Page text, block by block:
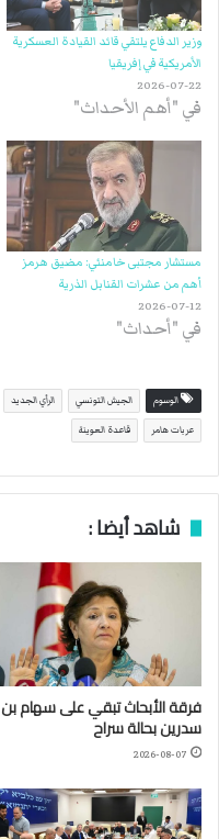
وزير الدفاع يلتقي قائد القيادة العسكرية
الأمريكية في إفريقيا
2026-07-22
في "أهم الأحداث"
مستشار مجتبى خامنئي: مضيق هرمز
أهم من عشرات القنابل الذرية
2026-07-12
في "أحداث"
الوسوم الجيش التونسي الرأي الجديد
عربات هامر قاعدة العوينة
شاهد أيضا :
فرقة الأبحاث تبقي على سهام بن
سدرين بحالة سراح
2026-08-07